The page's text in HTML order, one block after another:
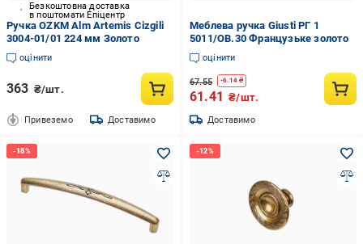
Безкоштовна доставка
в поштомати Епіцентр
Ручка OZKM Alm Artemis Cizgili
3004-01/01 224 мм Золото
оцінити
363 ₴/шт.
Привеземо Доставимо
Меблева ручка Giusti РГ 1
5011/OB.30 Французьке золото
оцінити
67.55 -6.14₴
61.41 ₴/шт.
Доставимо